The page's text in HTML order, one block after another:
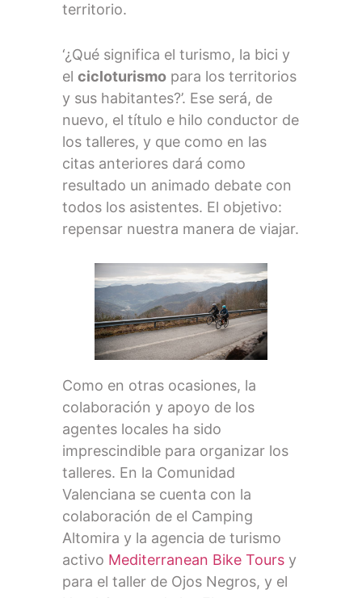
territorio.
‘¿Qué significa el turismo, la bici y
elcicloturismo para los territorios
y sus habitantes?’. Ese será, de
nuevo, el título e hilo conductor de
los talleres, y que como en las
citas anteriores dará como
resultado un animado debate con
todos los asistentes. El objetivo:
repensar nuestra manera de viajar.
Como en otras ocasiones, la
colaboración y apoyo de los
agentes locales ha sido
imprescindible para organizar los
talleres. En la Comunidad
Valenciana se cuenta con la
colaboración de el Camping
Altomira y la agencia de turismo
activo Mediterranean Bike Tours y
para el taller de Ojos Negros, y el